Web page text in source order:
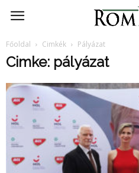
RomKat.ro
Főoldal Cimkék Pályázat
Cimke: pályázat